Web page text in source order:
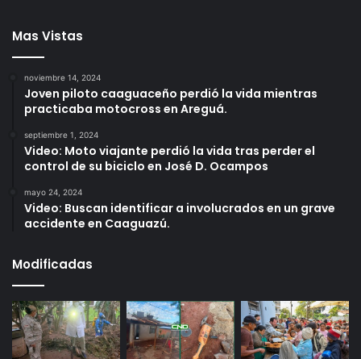
Mas Vistas
noviembre 14, 2024
Joven piloto caaguaceño perdió la vida mientras
practicaba motocross en Areguá.
septiembre 1, 2024
Video: Moto viajante perdió la vida tras perder el
control de su biciclo en José D. Ocampos
mayo 24, 2024
Video: Buscan identificar a involucrados en un grave
accidente en Caaguazú.
Modificadas